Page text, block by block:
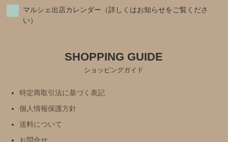
マルシェ出店カレンダー（詳しくはお知らせをご覧くださ
い）
SHOPPING GUIDE
ショッピングガイド
特定商取引法に基づく表記
個人情報保護方針
送料について
お問合せ